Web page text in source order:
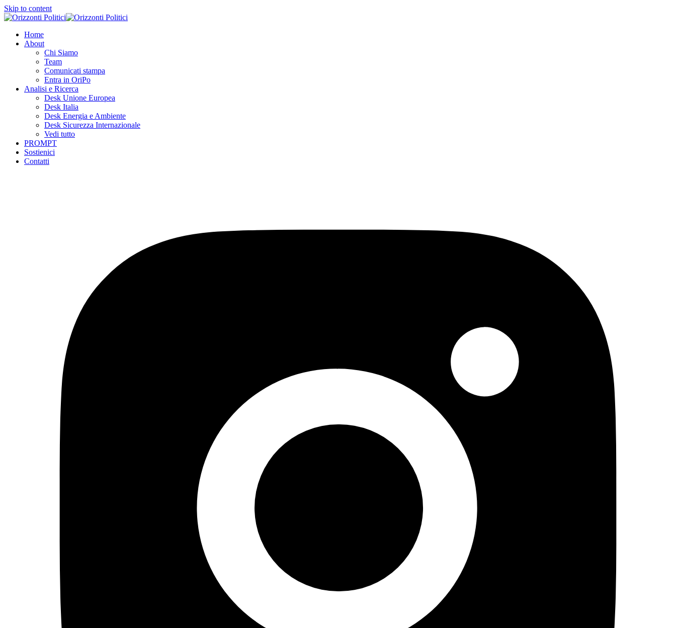
Skip to content
Home
About
Chi Siamo
Team
Comunicati stampa
Entra in OriPo
Analisi e Ricerca
Desk Unione Europea
Desk Italia
Desk Energia e Ambiente
Desk Sicurezza Internazionale
Vedi tutto
PROMPT
Sostienici
Contatti